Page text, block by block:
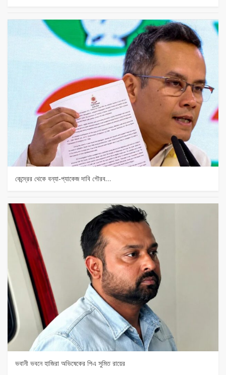
কেন্দ্রের থেকে বন্যা-প্যাকেজ দাবি গৌরব…
ভবানী ভবনে হাজিরা অভিষেকের পিএ সুমিত রায়ের